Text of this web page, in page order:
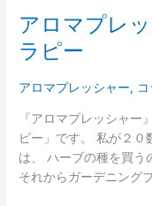
アロマプレ
ラピー
アロマプレッシャー,
『アロマプレッシャー
ピー」です。 私が２０
は、 ハーブの種を買う
それからガーデニング
ロ
マ
テ
ピ
ー